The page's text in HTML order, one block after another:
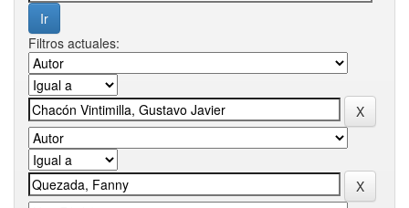
Filtros actuales: